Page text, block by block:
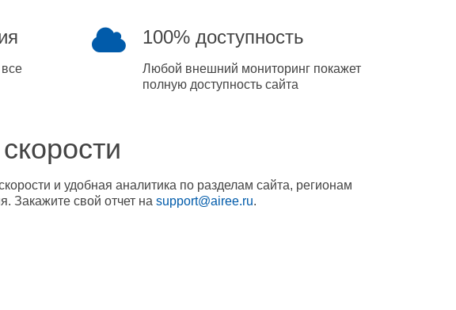
100% доступность
Любой внешний мониторинг покажет
полную доступность сайта
и удобная аналитика по разделам сайта, регионам
Закажите свой отчет на support@airee.ru.